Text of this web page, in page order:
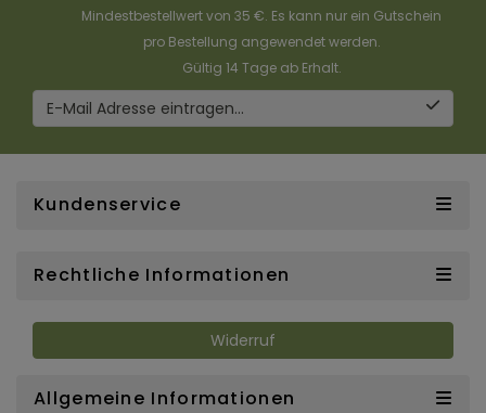
Mindestbestellwert von 35 €. Es kann nur ein Gutschein
pro Bestellung angewendet werden.
Gültig 14 Tage ab Erhalt.
E-Mail Adresse eintragen...
Kundenservice
Rechtliche Informationen
Widerruf
Allgemeine Informationen